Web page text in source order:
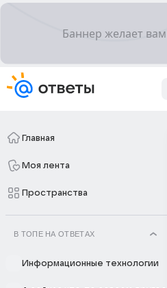
Главная
Моя лента
Пространства
В ТОПЕ НА ОТВЕТАХ
Информационные технологии